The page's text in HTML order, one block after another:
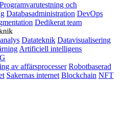
Programvarutestning och
Databasadministration DevOps
Dedikerat team
Datateknik Datavisualisering
Artificiell intelligens
av affärsprocesser Robotbaserad
Sakernas internet Blockchain NFT